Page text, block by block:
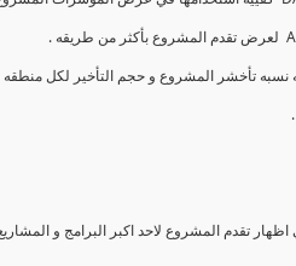
تقدم المشروع لاحد اكبر البرامج و